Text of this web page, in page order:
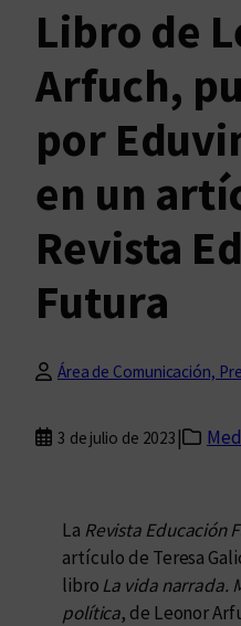
Libro de
Arfuch,
por
en un
Revista
Futura
Área de Comunicación,
3 de julio de 2023 |
La Revista Educación
artículo de Teresa
libroLa vida narrada.
política, de Leonor